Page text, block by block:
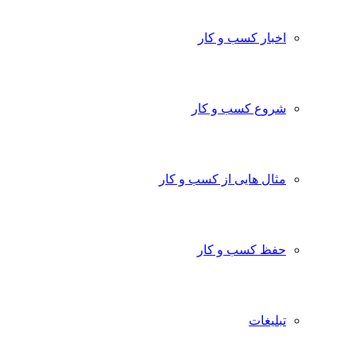
اخبار کسب و کار
شروع کسب و کار
مثال هایی از کسب و کار
حفظ کسب و کار
تبلیغات